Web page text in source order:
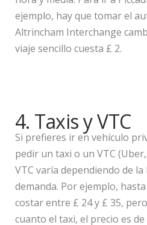
ejemplo, hay que tomar el
Altrincham Interchange
viaje sencillo cuesta £ 2.
4. Taxis y VTC
Si prefieres ir en vehículo
pedir un taxi o un VTC
VTC varía dependiendo de
demanda. Por ejemplo,
costar entre £ 24 y £ 35,
cuanto el taxi, el precio es